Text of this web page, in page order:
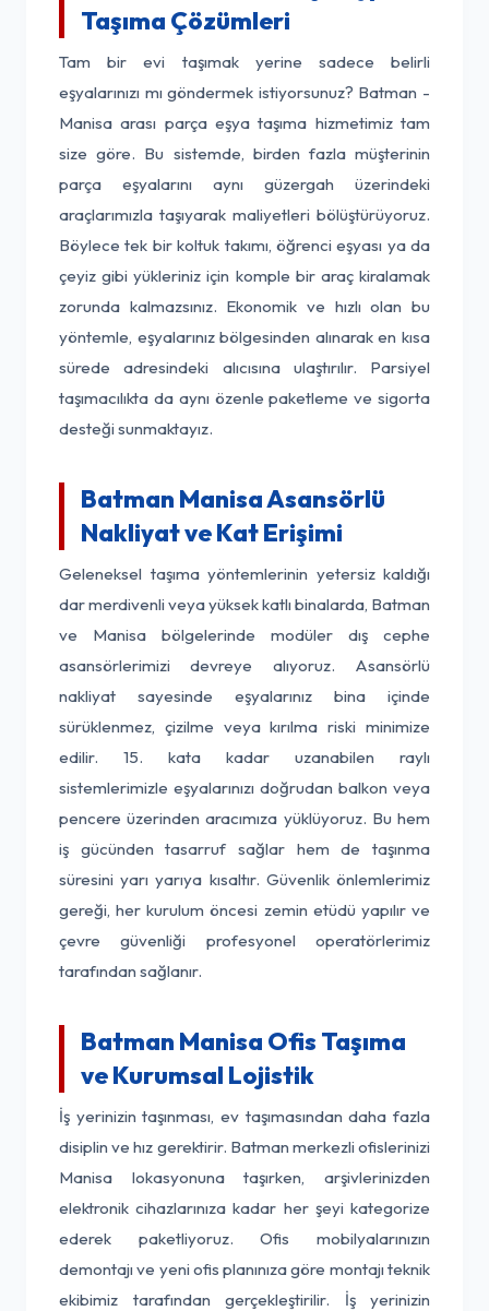
Taşıma Çözümleri
Tam bir evi taşımak yerine sadece belirli
eşyalarınızı mı göndermek istiyorsunuz? Batman -
Manisa arası parça eşya taşıma hizmetimiz tam
size göre. Bu sistemde, birden fazla müşterinin
parça eşyalarını aynı güzergah üzerindeki
araçlarımızla taşıyarak maliyetleri bölüştürüyoruz.
Böylece tek bir koltuk takımı, öğrenci eşyası ya da
çeyiz gibi yükleriniz için komple bir araç kiralamak
zorunda kalmazsınız. Ekonomik ve hızlı olan bu
yöntemle, eşyalarınız bölgesinden alınarak en kısa
sürede adresindeki alıcısına ulaştırılır. Parsiyel
taşımacılıkta da aynı özenle paketleme ve sigorta
desteği sunmaktayız.
Batman Manisa Asansörlü
Nakliyat ve Kat Erişimi
Geleneksel taşıma yöntemlerinin yetersiz kaldığı
dar merdivenli veya yüksek katlı binalarda, Batman
ve Manisa bölgelerinde modüler dış cephe
asansörlerimizi devreye alıyoruz. Asansörlü
nakliyat sayesinde eşyalarınız bina içinde
sürüklenmez, çizilme veya kırılma riski minimize
edilir. 15. kata kadar uzanabilen raylı
sistemlerimizle eşyalarınızı doğrudan balkon veya
pencere üzerinden aracımıza yüklüyoruz. Bu hem
iş gücünden tasarruf sağlar hem de taşınma
süresini yarı yarıya kısaltır. Güvenlik önlemlerimiz
gereği, her kurulum öncesi zemin etüdü yapılır ve
çevre güvenliği profesyonel operatörlerimiz
tarafından sağlanır.
Batman Manisa Ofis Taşıma
ve Kurumsal Lojistik
İş yerinizin taşınması, ev taşımasından daha fazla
disiplin ve hız gerektirir. Batman merkezli ofislerinizi
Manisa lokasyonuna taşırken, arşivlerinizden
elektronik cihazlarınıza kadar her şeyi kategorize
ederek paketliyoruz. Ofis mobilyalarınızın
demontajı ve yeni ofis planınıza göre montajı teknik
ekibimiz tarafından gerçekleştirilir. İş yerinizin